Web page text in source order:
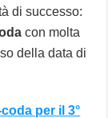
di successo:
con molta
della data di
per il 3°